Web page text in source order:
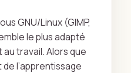
GNU/Linux (GIMP,
le plus adapté
travail. Alors que
l’apprentissage